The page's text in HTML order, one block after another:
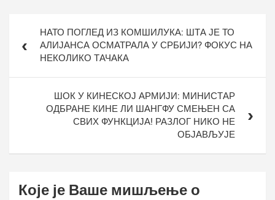
чланкаНАТО ПОГЛЕД ИЗ КОМШИЛУКА: ШТА ЈЕ ТО
АЛИЈАНСА ОСМАТРАЛА У СРБИЈИ? ФОКУС НА
НЕКОЛИКО ТАЧАКА
ШОК У КИНЕСКОЈ АРМИЈИ: МИНИСТАР
ОДБРАНЕ КИНЕ ЛИ ШАНГФУ СМЕЊЕН СА
СВИХ ФУНКЦИЈА! РАЗЛОГ НИКО НЕ
ОБЈАВЉУЈЕ
Које је Ваше мишљење о